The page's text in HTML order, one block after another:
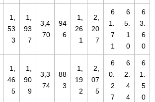
1,
53
3
1,
93
7
3,4
70
94
6
1,
26
1
2,
20
7
6
1.
7
1
6
5.
1
0
6
3.
6
0
1,
46
5
1,
90
9
3,3
74
88
3
1,
19
2
2,
07
5
6
0.
2
7
6
2.
4
4
6
1.
5
0